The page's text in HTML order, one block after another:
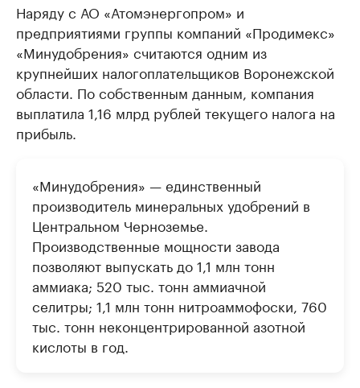
Наряду с АО «Атомэнергопром» и
предприятиями группы компаний «Продимекс»
«Минудобрения» считаются одним из
крупнейших налогоплательщиков Воронежской
области. По собственным данным, компания
выплатила 1,16 млрд рублей текущего налога на
прибыль.
«Минудобрения» — единственный
производитель минеральных удобрений в
Центральном Черноземье.
Производственные мощности завода
позволяют выпускать до 1,1 млн тонн
аммиака; 520 тыс. тонн аммиачной
селитры; 1,1 млн тонн нитроаммофоски, 760
тыс. тонн неконцентрированной азотной
кислоты в год.